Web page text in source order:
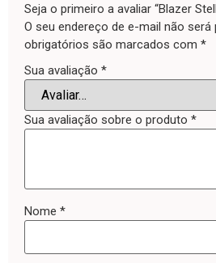
Seja o primeiro a avaliar “Blazer
O seu endereço de e-mail não será
obrigatórios são marcados com *
Sua avaliação *
Sua avaliação sobre o produto *
Nome *